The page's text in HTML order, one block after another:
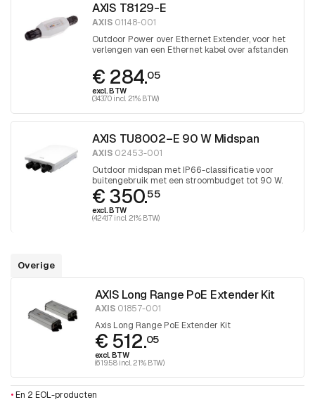
AXIS T8129-E
AXIS 01148-001
Outdoor Power over Ethernet Extender, voor het
verlengen van een Ethernet kabel over afstanden
€ 284.05
excl. BTW
(343.70 incl. 21% BTW)
AXIS TU8002–E 90 W Midspan
AXIS 02453-001
Outdoor midspan met IP66-classificatie voor
buitengebruik met een stroombudget tot 90 W.
€ 350.55
excl. BTW
(424.17 incl. 21% BTW)
Overige
AXIS Long Range PoE Extender Kit
AXIS01857-001
Axis Long Range PoE Extender Kit
€ 512.05
excl. BTW
(619.58 incl. 21% BTW)
• En 2 EOL-producten